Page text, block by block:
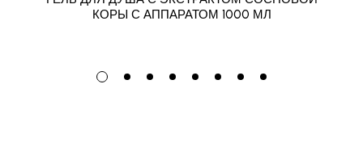
КОРЫ С АППАРАТОМ 1000 МЛ